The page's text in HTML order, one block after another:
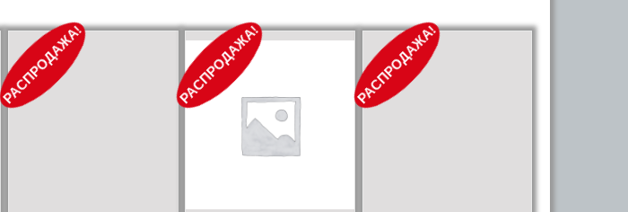
(борд)
РАСПРОДАЖА! РАСПРОДАЖА! РАСПРОДАЖА!